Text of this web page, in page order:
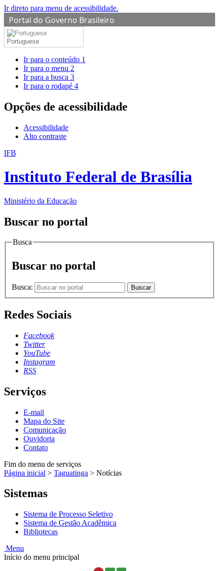
Ir direto para menu de acessibilidade.
Portal do Governo Brasileiro
Portuguese
Ir para o conteúdo 1
Ir para o menu 2
Ir para a busca 3
Ir para o rodapé 4
Opções de acessibilidade
Acessibilidade
Alto contraste
IFB
Instituto Federal de Brasília
Ministério da Educação
Buscar no portal
Busca
Buscar no portal
Busca: Buscar
Redes Sociais
Facebook
Twitter
YouTube
Instagram
RSS
Serviços
E-mail
Mapa do Site
Comunicação
Ouvidoria
Contato
Fim do menu de serviços
Página inicial > Taguatinga > Notícias
Sistemas
Sistema de Processo Seletivo
Sistema de Gestão Acadêmica
Bibliotecas
Menu
Início do menu principal